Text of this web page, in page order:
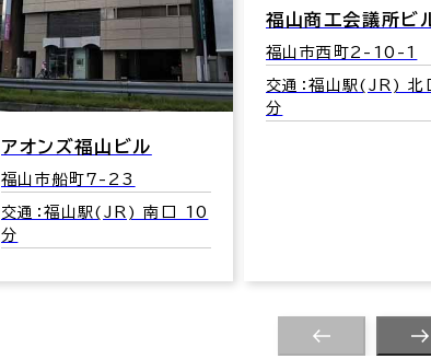
アオンズ福山ビル
福山市船町7-23
交通：福山駅(JR) 南口 10
分
福山商工会議所ビ
福山市西町2-10-1
交通：福山駅(JR) 北
分